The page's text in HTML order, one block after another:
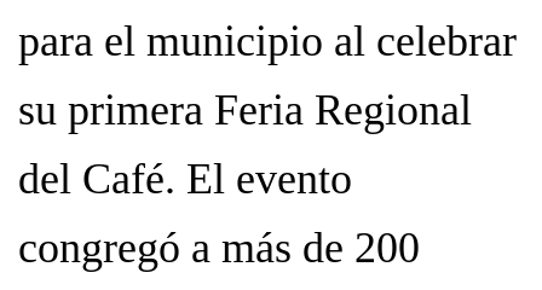
para el municipio al celebrar
su primera Feria Regional
del Café. El evento
congregó a más de 200